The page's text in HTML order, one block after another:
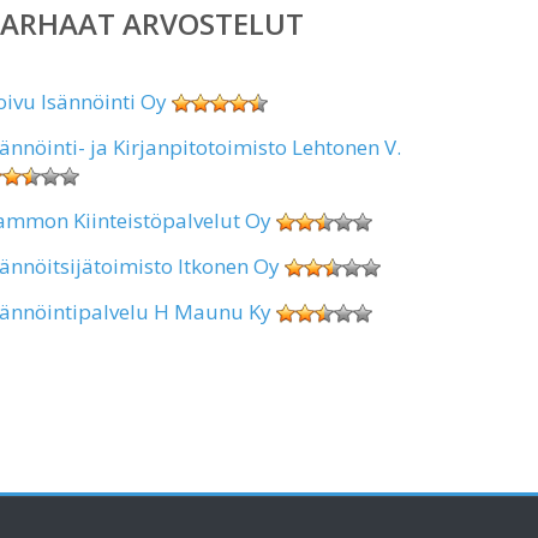
ARVOSTELUT
Isännöinti Oy
ja Kirjanpitotoimisto Lehtonen V.
Kiinteistöpalvelut Oy
Itkonen Oy
H Maunu Ky